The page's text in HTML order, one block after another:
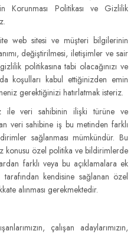
Politikası ve Gizlilik
web sitesi ve müşteri bilgilerinin
değiştirilmesi, iletişimler ve sair
politikasına tabi olacağınızı ve
koşulları kabul ettiğinizden emin
gerektiğinizi hatırlatmak isteriz.
ile veri sahibinin ilişki türüne ve
veri sahibine iş bu metinden farklı
sağlanması mümkündür. Bu
konusu özel politika ve bildirimlerde
farklı veya bu açıklamalara ek
kendisine sağlanan özel
alınması gerekmektedir.
çalışan adaylarımızın,